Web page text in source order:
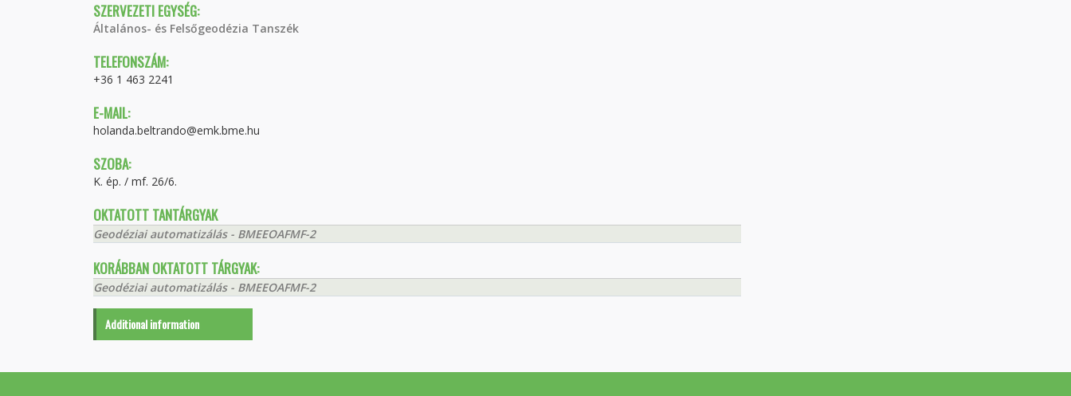
SZERVEZETI EGYSÉG:
Általános- és Felsőgeodézia Tanszék
TELEFONSZÁM:
+36 1 463 2241
E-MAIL:
holanda.beltrando@emk.bme.hu
SZOBA:
K. ép. / mf. 26/6.
OKTATOTT TANTÁRGYAK
Geodéziai automatizálás - BMEEOAFMF-2
KORÁBBAN OKTATOTT TÁRGYAK:
Geodéziai automatizálás - BMEEOAFMF-2
Additional information